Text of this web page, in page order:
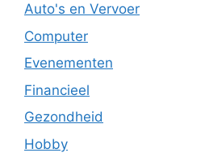
Auto's en Vervoer
Computer
Evenementen
Financieel
Gezondheid
Hobby